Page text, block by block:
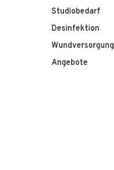
Studiobedarf
Desinfektion
Wundversorgung
Angebote